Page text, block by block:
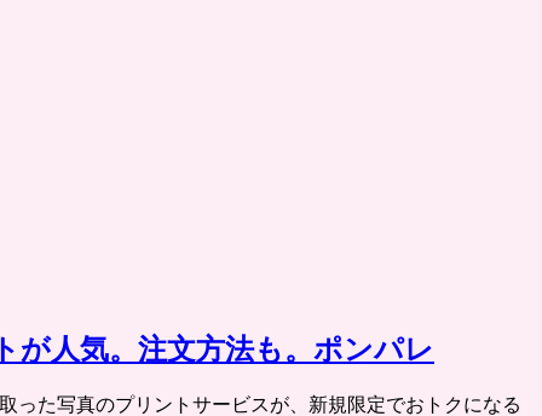
が人気。注文方法も。ポンパレ
った写真のプリントサービスが、新規限定でおトクになる